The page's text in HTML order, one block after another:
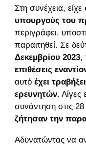
Στη συνέχεια, είχε
υπουργούς του
περιγράφει,
παραιτηθεί. Σε
Δεκεμβρίου 2023,
επιθέσεις
αυτό έχει
ερευνητών. Λίγες
συνάντηση στις
ζήτησαν την
Αδυνατώντας να